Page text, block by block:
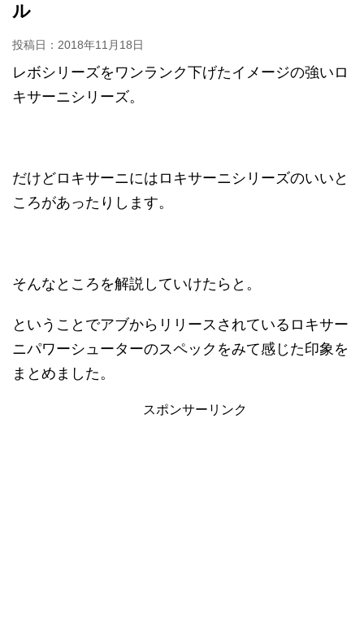
ル
投稿日： 2018年11月18日
レボシリーズをワンランク下げたイメージの強いロ
キサーニシリーズ。
だけどロキサーニにはロキサーニシリーズのいいと
ころがあったりします。
そんなところを解説していけたらと。
ということでアブからリリースされているロキサー
ニパワーシューターのスペックをみて感じた印象を
まとめました。
スポンサーリンク